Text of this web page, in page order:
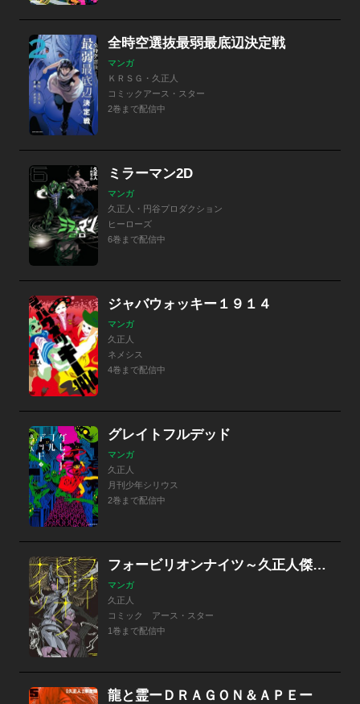
全時空選抜最弱最底辺決定戦
マンガ
ＫＲＳＧ・久正人
コミックアース・スター
2巻まで配信中
ミラーマン2D
マンガ
久正人・円谷プロダクション
ヒーローズ
6巻まで配信中
ジャバウォッキー１９１４
マンガ
久正人
ネメシス
4巻まで配信中
グレイトフルデッド
マンガ
久正人
月刊少年シリウス
2巻まで配信中
フォービリオンナイツ～久正人傑作短編集～
マンガ
久正人
コミック アース・スター
1巻まで配信中
龍と霊ーＤＲＡＧＯＮ＆ＡＰＥー